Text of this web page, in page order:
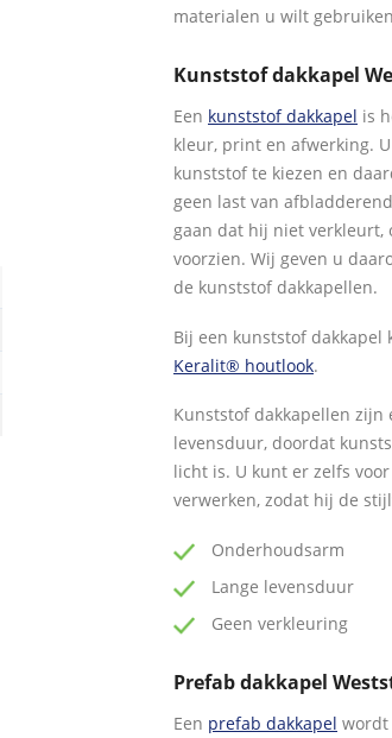
materialen u wilt
Kunststof dakkapel
Een kunststof dakkapel is
kleur, print en afwerking.
kunststof te kiezen en
geen last van
gaan dat hij niet verkleurt,
voorzien. Wij geven u
de kunststof dakkapellen.
Bij een kunststof
Keralit® houtlook.
Kunststof dakkapellen
levensduur, doordat
licht is. U kunt er zelfs
verwerken, zodat hij de
Onderhoudsarm
Lange levensduur
Geen verkleuring
Prefab dakkapel
Een prefab dakkapel wordt